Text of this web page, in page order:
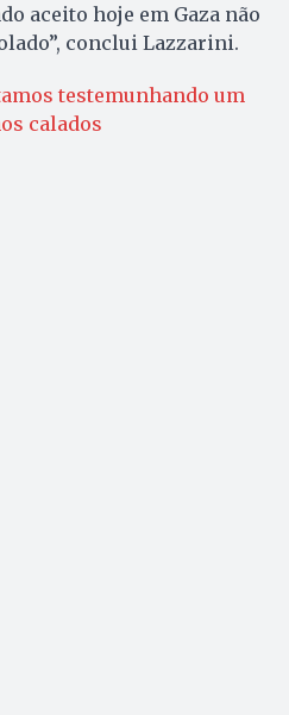
aceito hoje em Gaza não
conclui Lazzarini.
testemunhando um
calados